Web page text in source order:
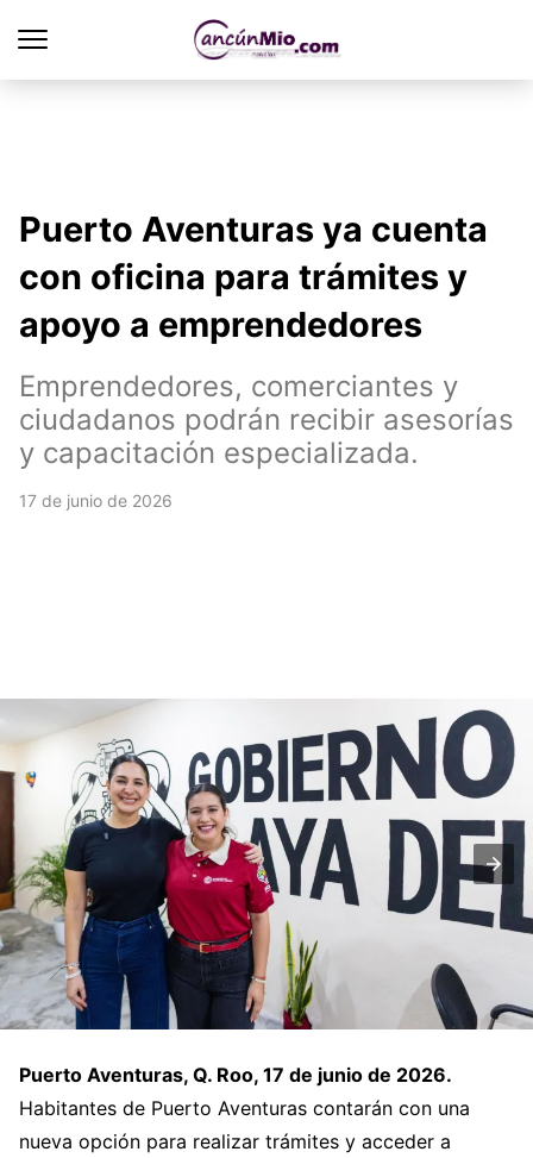
Puerto Aventuras ya cuenta
con oficina para trámites y
apoyo a emprendedores
Emprendedores, comerciantes y
ciudadanos podrán recibir asesorías
y capacitación especializada.
17 de junio de 2026
Puerto Aventuras, Q. Roo, 17 de junio de 2026.
Habitantes de Puerto Aventuras contarán con una
nueva opción para realizar trámites y acceder a